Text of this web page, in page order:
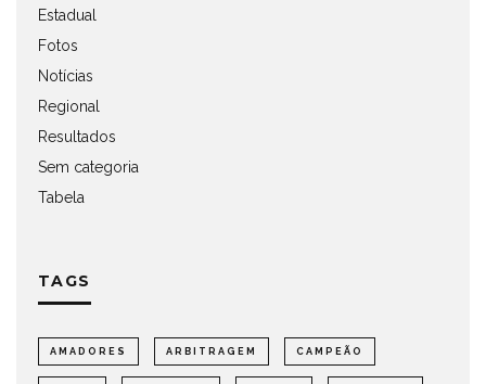
Estadual
Fotos
Notícias
Regional
Resultados
Sem categoria
Tabela
TAGS
AMADORES ARBITRAGEM CAMPEÃO